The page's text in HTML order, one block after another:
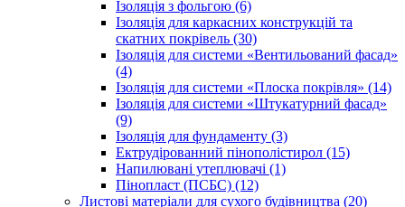
Ізоляція з фольгою (6)
Ізоляція для каркасних конструкцій та
скатних покрівель (30)
Ізоляція для системи «Вентильований фасад»
(4)
Ізоляція для системи «Плоска покрівля» (14)
Ізоляція для системи «Штукатурний фасад»
(9)
Ізоляція для фундаменту (3)
Ектрудірованний пінополістирол (15)
Напилювані утеплювачі (1)
Пінопласт (ПСБС) (12)
Листові матеріали для сухого будівництва (20)